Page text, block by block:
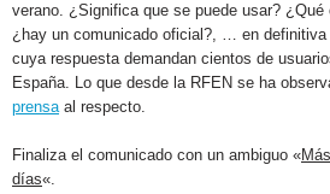
verano. ¿Significa que se puede usar?
¿hay un comunicado oficial?, … en definitiva
cuya respuesta demandan cientos de
España. Lo que desde la RFEN se ha
prensaal respecto.
Finaliza el comunicado con un ambiguo «
días«.